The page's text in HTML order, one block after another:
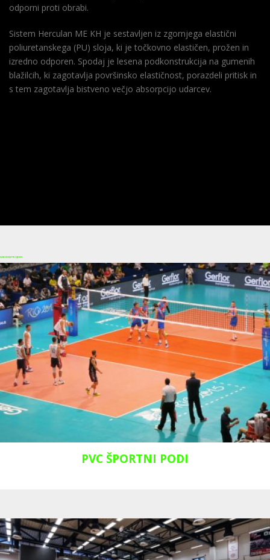
odporni proti obrabi.
Sistem Herculan ME KH je sestavljen iz zgornjega elastični
poliuretanskega (PU) sloja, ki je točkovno elastičen, prožen in
izredno odporen. Spodaj je lesena podkonstrukcija na gumenih
blažilcih, ki zagotavlja površinsko elastičnost, porazdeli pritisk in
s tem zagotavlja bistveno večjo absorpcijo udarcev.
SORODNI PROJEKTI
PVC ŠPORTNI PODI